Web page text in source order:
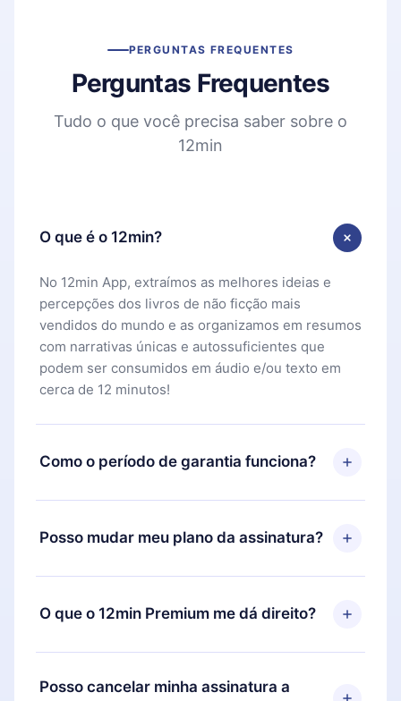
PERGUNTAS FREQUENTES
Perguntas Frequentes
Tudo o que você precisa saber sobre o
12min
O que é o 12min?
No 12min App, extraímos as melhores ideias e
percepções dos livros de não ficção mais
vendidos do mundo e as organizamos em resumos
com narrativas únicas e autossuficientes que
podem ser consumidos em áudio e/ou texto em
cerca de 12 minutos!
Como o período de garantia funciona?
Você pode baixar nosso aplicativo e começar a
aproveitar nossa biblioteca. Se por algum motivo
não ficar satisfeito com nossa plataforma, basta
e solicitar o reembolso do valor. Você receberá
Posso mudar meu plano da assinatura?
Sim, mas a mudança só se aplicará a partir do
próximo período de cobrança. Por exemplo, se
você decidiu mudar sua assinatura mensal para
após o aniversário de cobrança daquele mês.
O que o 12min Premium me dá direito?
O 12min Premium é um plano que te garante
acesso a toda nossa biblioteca de 2500+ títulos
Posso cancelar minha assinatura a